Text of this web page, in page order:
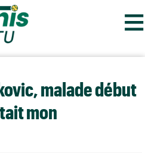
≡
malade début
mon